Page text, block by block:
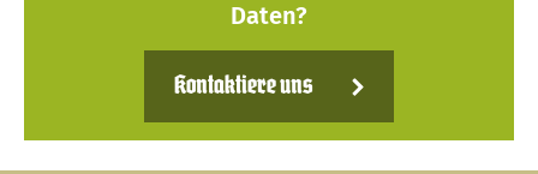
Daten?
Kontaktiere uns